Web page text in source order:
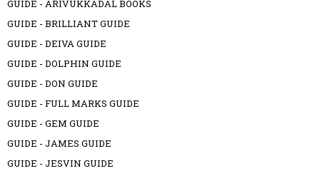
GUIDE - ARIVUKKADAL BOOKS
GUIDE - BRILLIANT GUIDE
GUIDE - DEIVA GUIDE
GUIDE - DOLPHIN GUIDE
GUIDE - DON GUIDE
GUIDE - FULL MARKS GUIDE
GUIDE - GEM GUIDE
GUIDE - JAMES GUIDE
GUIDE - JESVIN GUIDE